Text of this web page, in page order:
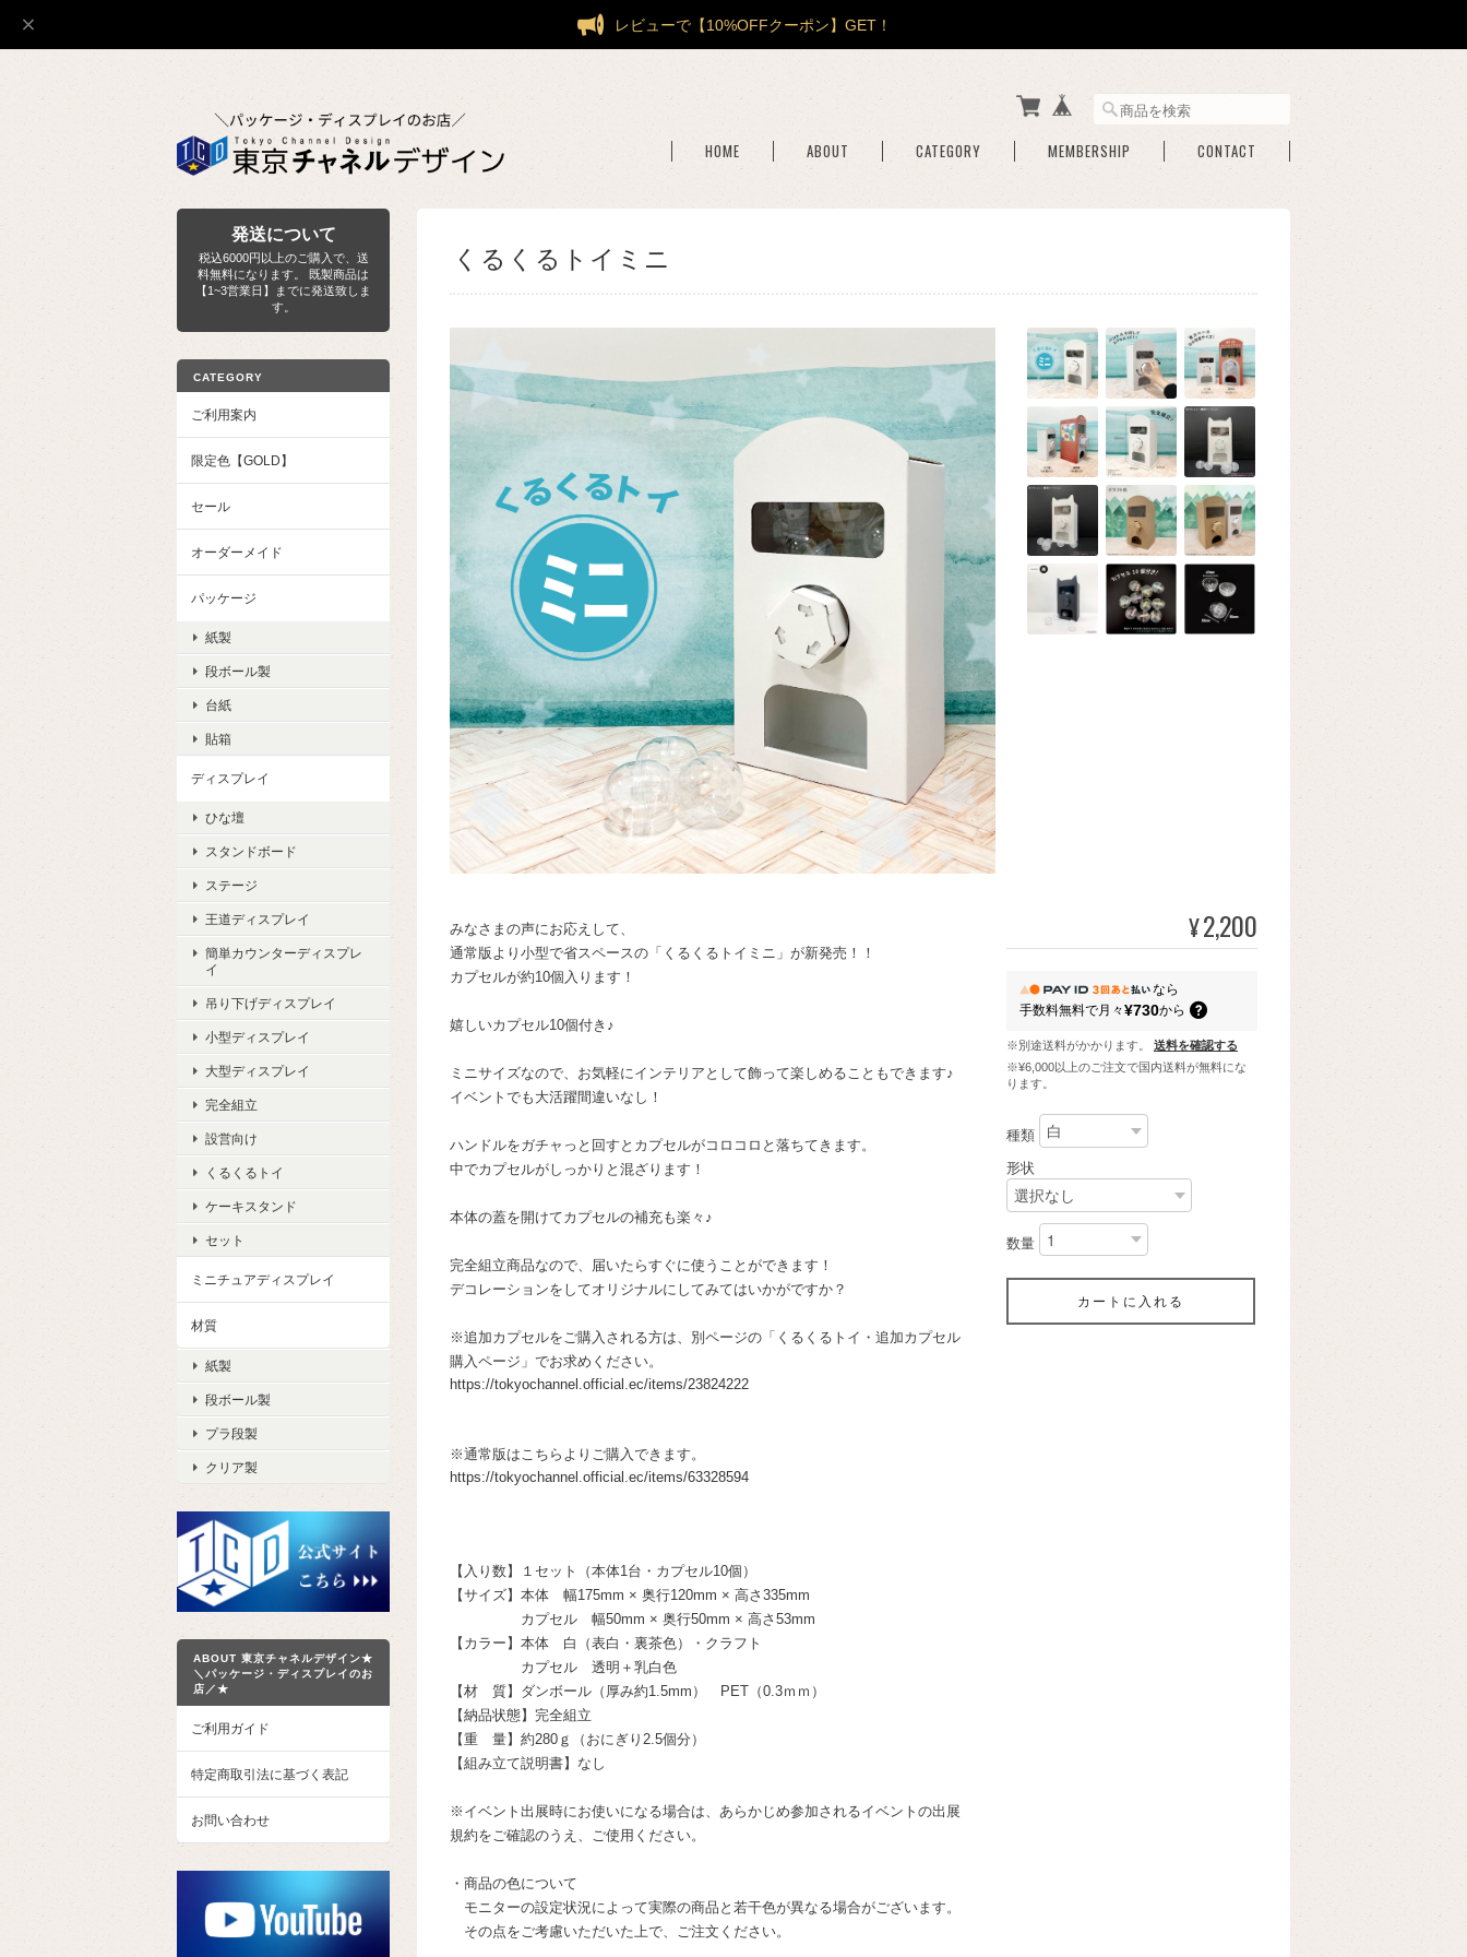
レビューで【10%OFFクーポン】GET！
HOME ABOUT CATEGORY MEMBERSHIP CONTACT
くるくるトイミニ
みなさまの声にお応えして、
通常版より小型で省スペースの「くるくるトイミニ」が新発売！！
カプセルが約10個入ります！
嬉しいカプセル10個付き♪
ミニサイズなので、お気軽にインテリアとして飾って楽しめることもできます♪
イベントでも大活躍間違いなし！
ハンドルをガチャっと回すとカプセルがコロコロと落ちてきます。
中でカプセルがしっかりと混ざります！
本体の蓋を開けてカプセルの補充も楽々♪
完全組立商品なので、届いたらすぐに使うことができます！
デコレーションをしてオリジナルにしてみてはいかがですか？
※追加カプセルをご購入される方は、別ページの「くるくるトイ・追加カプセル
購入ページ」でお求めください。
https://tokyochannel.official.ec/items/23824222
※通常版はこちらよりご購入できます。
https://tokyochannel.official.ec/items/63328594
【入り数】１セット（本体1台・カプセル10個）
【サイズ】本体 幅175mm × 奥行120mm × 高さ335mm
カプセル 幅50mm × 奥行50mm × 高さ53mm
【カラー】本体 白（表白・裏茶色）・クラフト
カプセル 透明＋乳白色
【材 質】ダンボール（厚み約1.5mm） PET（0.3ｍｍ）
【納品状態】完全組立
【重 量】約280ｇ（おにぎり2.5個分）
【組み立て説明書】なし
※イベント出展時にお使いになる場合は、あらかじめ参加されるイベントの出展
規約をご確認のうえ、ご使用ください。
・商品の色について
モニターの設定状況によって実際の商品と若干色が異なる場合がございます。
その点をご考慮いただいた上で、ご注文ください。
¥2,200
なら
手数料無料で月々¥730から
※別途送料がかかります。
送料を確認する
※¥6,000以上のご注文で国内送料が無料にな
ります。
種類
形状
数量
カートに入れる
発送について
税込6000円以上のご購入で、送
料無料になります。 既製商品は
【1~3営業日】までに発送致しま
す。
CATEGORY
ご利用案内
限定色【GOLD】
セール
オーダーメイド
パッケージ
紙製
段ボール製
台紙
貼箱
ディスプレイ
ひな壇
スタンドボード
ステージ
王道ディスプレイ
簡単カウンターディスプレ
イ
吊り下げディスプレイ
小型ディスプレイ
大型ディスプレイ
完全組立
設営向け
くるくるトイ
ケーキスタンド
セット
ミニチュアディスプレイ
材質
紙製
段ボール製
プラ段製
クリア製
ABOUT 東京チャネルデザイン★
＼パッケージ・ディスプレイのお
店／★
ご利用ガイド
特定商取引法に基づく表記
お問い合わせ